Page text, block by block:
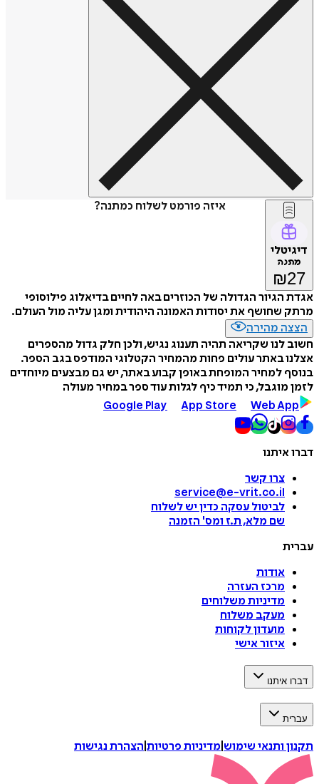
איזה פורמט לשלוח כמתנה?
דיגיטלי
מתנה
₪27
אגדת הגיור הגדולה של הכוזרים באה לחיים בדיאלוג פילוסופי
מרתק שחושף את יסודות האמונה היהודית ומגן עליה מול העולם.
הצצה מהירה
חשוב לנו שקריאה תהיה תענוג נגיש, ולכן חלק גדול מהספרים
אצלנו באתר עולים פחות מהמחיר הקטלוגי המודפס בגב הספר.
בנוסף למחיר המופחת באופן קבוע באתר, יש גם מבצעים מיוחדים
לזמן מוגבל, כי תמיד כיף לגלות עוד ספר במחיר מעולה
Google Play
App Store Web App
דברו איתנו
צרו קשר
service@e-vrit.co.il
לביטול עסקה כדין יש לשלוח
שם מלא, ת.ז ומס' הזמנה
עברית
אודות
מרכז העזרה
מדיניות משלוחים
מעקב משלוח
מועדון לקוחות
איזור אישי
דברו איתנו
עברית
תקנון ותנאי שימוש מדיניות פרטיות הצהרת נגישות